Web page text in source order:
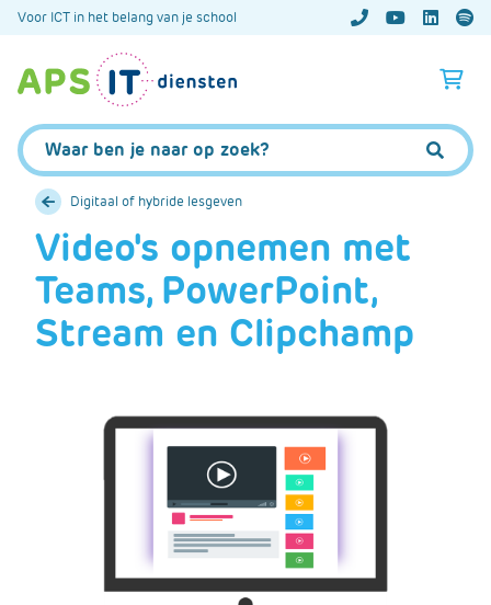
Voor ICT in het belang van je school
Zoeken:
A
s
.
F
Digitaal of hybride lesgeven
Video's opnemen met
Teams, PowerPoint,
Stream en Clipchamp